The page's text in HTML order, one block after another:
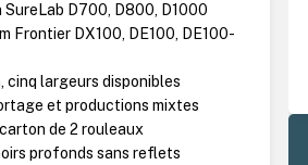
SureLab D700, D800, D1000
Frontier DX100, DE100, DE100-
cinq largeurs disponibles
et productions mixtes
de 2 rouleaux
profonds sans reflets